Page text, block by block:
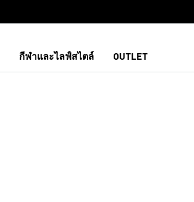
กีฬาและไลฟ์สไตล์ OUTLET